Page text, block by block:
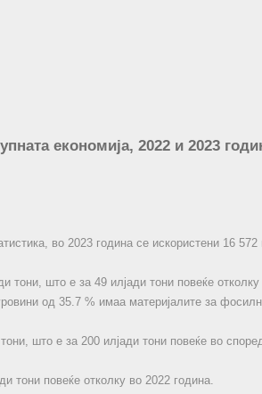
економија, 2022 и 2023
во 2023 година се искористени 16 572
тони, што е за 49 илјади тони повеќе
од 35.7 % имаа материјалите за
што е за 200 илјади тони повеќе во
тони повеќе отколку во 2022 година.